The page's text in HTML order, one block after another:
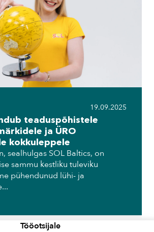
19.09.2025
teaduspõhistele
ja ÜRO
kokkuleppele
sealhulgas SOL Baltics, on
sammu kestliku tuleviku
pühendunud lühi- ja
Tööotsijale